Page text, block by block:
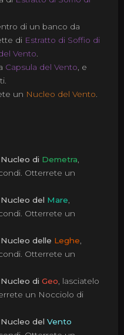
di un banco da
di Estratto di Soffio di
Vento
Capsula del Vento , e
un Nucleo del Vento
Nucleo di Demetra
Otterrete un
Nucleo del Mare
Otterrete un
Nucleo delle Leghe
Otterrete un
Nucleo di Geo , lasciatelo
un Nocciolo di
Nucleo del Vento